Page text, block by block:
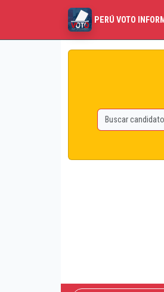
PERÚ VOTO